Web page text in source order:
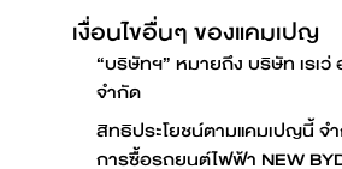
เงื่อนไขอื่นๆ ของแคมเปญ
“บริษัทฯ” หมายถึง บริษัท เรเว่
จำกัด
สิทธิประโยชน์ตามแคมเปญนี้ จ
การซื้อรถยนต์ไฟฟ้า NEW